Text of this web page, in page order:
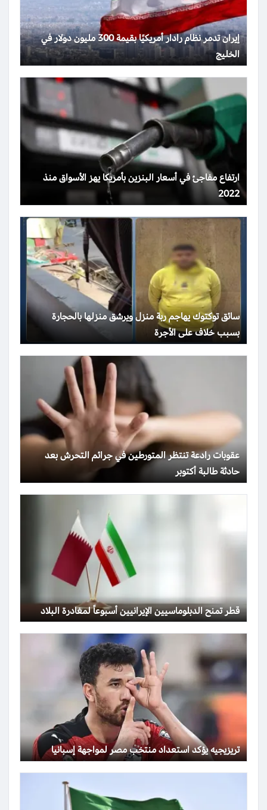
إيران تدمر نظام رادار أمريكيًا بقيمة 300 مليون دولار في
الخليج
ارتفاع مفاجئ في أسعار البنزين بأمريكا يهز الأسواق منذ
2022
سائق توكتوك يهاجم ربة منزل ويرشق منزلها بالحجارة
بسبب خلاف على الأجرة
عقوبات رادعة تنتظر المتورطين في جرائم التحرش بعد
حادثة طالبة أكتوبر
قطر تمنح الدبلوماسيين الإيرانيين أسبوعاً لمغادرة البلاد
تريزيجيه يؤكد استعداد منتخب مصر لمواجهة إسبانيا